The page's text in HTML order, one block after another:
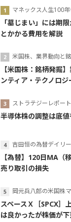
マネックス人生100
「墓じまい」には期
とかかる費用を解説
米国株、業界動向と
【米国株：銘柄発掘
ンティア・テクノロジ
ストラテジーレポート
半導体株の調整は底
吉田恒の為替デイリー
【為替】120日MA（
売り取引の損失
岡元兵八郎の米国株
スペースＸ［SPCX］
は良かったが株価が